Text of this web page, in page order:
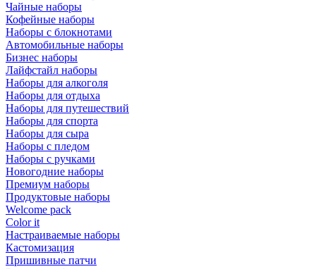
Чайные наборы
Кофейные наборы
Наборы с блокнотами
Автомобильные наборы
Бизнес наборы
Лайфстайл наборы
Наборы для алкоголя
Наборы для отдыха
Наборы для путешествий
Наборы для спорта
Наборы для сыра
Наборы с пледом
Наборы с ручками
Новогодние наборы
Премиум наборы
Продуктовые наборы
Welcome pack
Color it
Настраиваемые наборы
Кастомизация
Пришивные патчи